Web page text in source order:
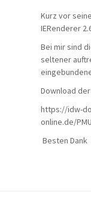
Kurz vor
IERenderer
Bei mir sind
seltener
Download
https://idw-
online.de/
Besten Dank